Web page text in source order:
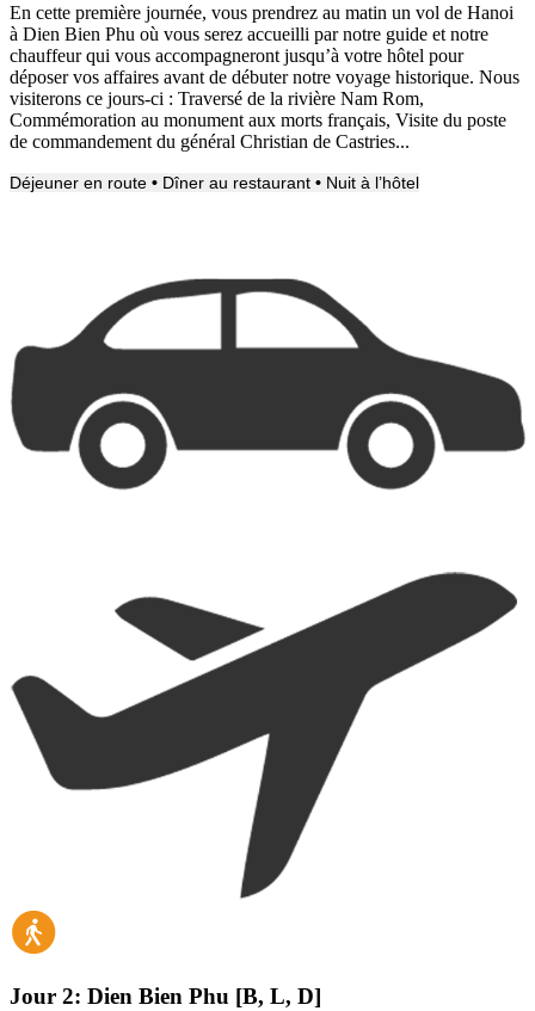
En cette première journée, vous prendrez au matin un vol de Hanoi
à Dien Bien Phu où vous serez accueilli par notre guide et notre
chauffeur qui vous accompagneront jusqu’à votre hôtel pour
déposer vos affaires avant de débuter notre voyage historique. Nous
visiterons ce jours-ci : Traversé de la rivière Nam Rom,
Commémoration au monument aux morts français, Visite du poste
de commandement du général Christian de Castries...
Déjeuner en route • Dîner au restaurant • Nuit à l’hôtel
Jour 2: Dien Bien Phu [B, L, D]